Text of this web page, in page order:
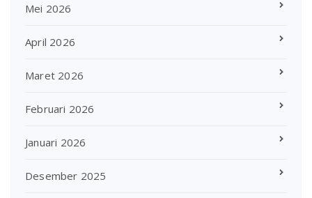
Mei 2026
April 2026
Maret 2026
Februari 2026
Januari 2026
Desember 2025